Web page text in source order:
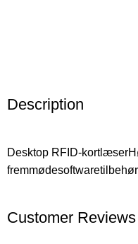
Description
Desktop RFID-
fremmødesoftwaretilbehør
Customer Reviews